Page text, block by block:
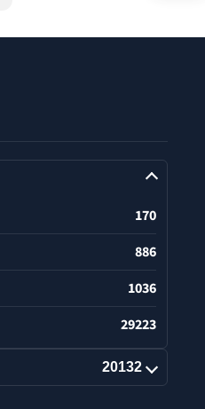
170
886
1036
29223
20132